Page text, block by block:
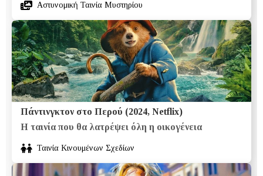
Aστυνομική Ταινία Μυστηρίου
Πάντινγκτον στο Περού (2024, Netflix)
Η ταινία που θα λατρέψει όλη η οικογένεια
Ταινία Κινουμένων Σχεδίων